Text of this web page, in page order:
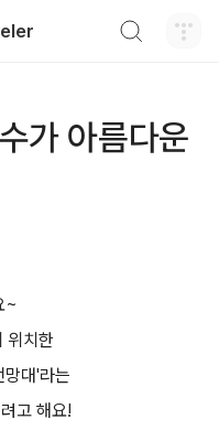
가 아름다운
~
위치한
망대'라는
고 해요!